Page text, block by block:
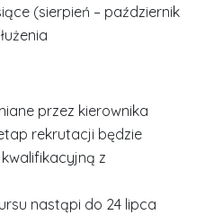
(sierpień – październik
przez kierownika
rekrutacji będzie
z
nastąpi do 24 lipca